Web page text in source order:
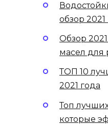
обзор 2021
Обзор
масел для
ТОП 10
2021 года
Топ
которые